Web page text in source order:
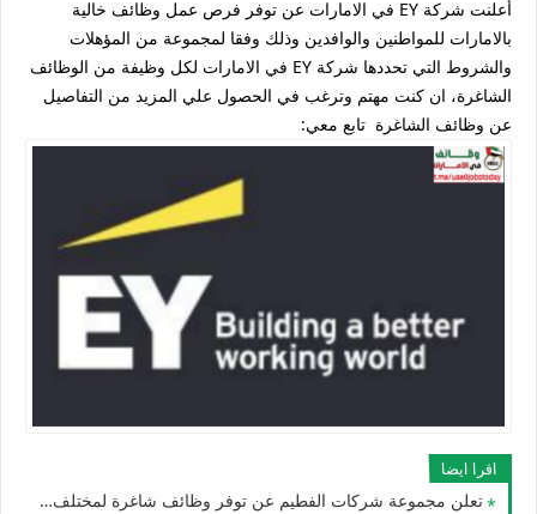
أعلنت شركة EY في الامارات عن توفر فرص عمل وظائف خالية
بالامارات للمواطنين والوافدين وذلك وفقا لمجموعة من المؤهلات
والشروط التي تحددها شركة EY في الامارات لكل وظيفة من الوظائف
الشاغرة، ان كنت مهتم وترغب في الحصول علي المزيد من التفاصيل
عن وظائف الشاغرة تابع معي:
اقرا ايضا
تعلن مجموعة شركات الفطيم عن توفر وظائف شاغرة لمختلف التخصصات بدبي وابوظبي لجميع الجنسيات